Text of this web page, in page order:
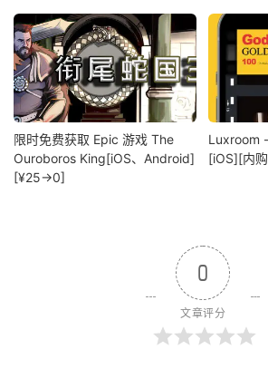
限时免费获取 Epic 游戏 The
Ouroboros King[iOS、Android]
[¥25→0]
Luxroom
[iOS][内
0
文章评分